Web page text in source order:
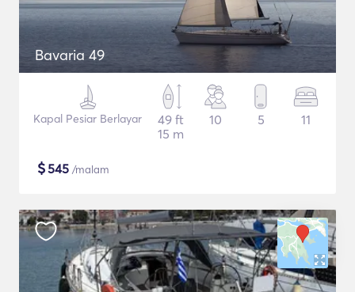
Bavaria 49
Kapal Pesiar Berlayar
49 ft
15 m
10 5 11
$545 /malam